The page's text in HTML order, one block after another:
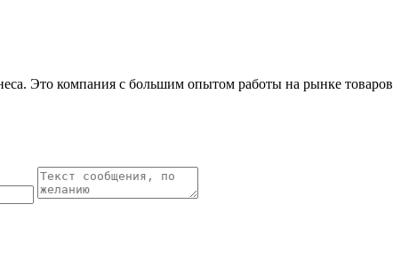
Это компания с большим опытом работы на рынке